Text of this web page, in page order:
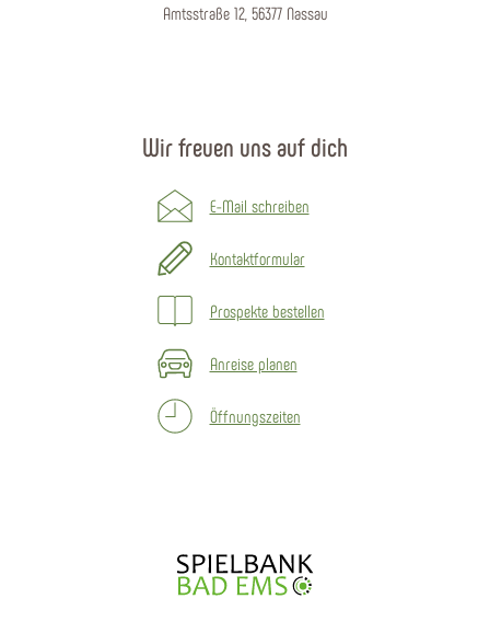
Amtsstraße 12, 56377 Nassau
Wir freuen uns auf dich
E-Mail schreiben
Kontaktformular
Prospekte bestellen
Anreise planen
Öffnungszeiten